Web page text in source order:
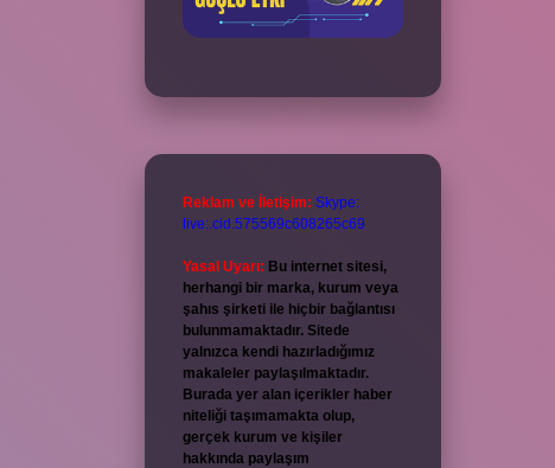
Reklam ve İletişim: Skype:
live:.cid.575569c608265c69
Yasal Uyarı: Bu internet sitesi,
herhangi bir marka, kurum veya
şahıs şirketi ile hiçbir bağlantısı
bulunmamaktadır. Sitede
yalnızca kendi hazırladığımız
makaleler paylaşılmaktadır.
Burada yer alan içerikler haber
niteliği taşımamakta olup,
gerçek kurum ve kişiler
hakkında paylaşım